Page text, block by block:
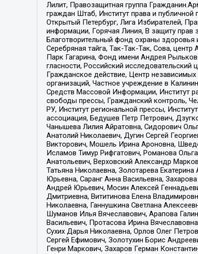
Лилит, Правозащитная группа
граждан Штаб, Институт права и
Открытый Петербург, Лига Избирателей,
информации, Горячая Линия, В защиту
Благотворительный фонд охраны
Серебряная тайга, Так-Так-Так, Сова,
Парк Гагарина, Фонд имени Андрея
гласности, Российский исследовательский
Гражданское действие, Центр
организаций, Частное учреждение в
Средств Массовой Информации, Институт
свободы прессы, Гражданский контроль,
РУ, Институт региональной прессы,
ассоциация, Бедушев Петр Петрович,
Чанышева Лилия Айратовна, Сидорович
Анатолий Николаевич, Дугин Сергей
Викторович, Мошель Ирина Ароновна,
Исламов Тимур Рифгатович, Романова
Анатольевич, Верховский Александр
Татьяна Николаевна, Золотарева
Юрьевна, Саранг Анна Васильевна,
Андрей Юрьевич, Мосин Алексей
Дмитриевна, Вититинова Елена
Николаевна, Ганнушкина Светлана
Шуманов Илья Вячеславович, Арапова
Васильевич, Протасова Ирина
Сухих Дарья Николаевна, Орлов Олег
Сергей Ефимович, Золотухин Борис
Генри Маркович, Захаров Герман